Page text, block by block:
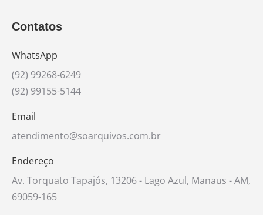
Contatos
WhatsApp
(92) 99268-6249
(92) 99155-5144
Email
atendimento@soarquivos.com.br
Endereço
Av. Torquato Tapajós, 13206 - Lago Azul, Manaus - AM,
69059-165